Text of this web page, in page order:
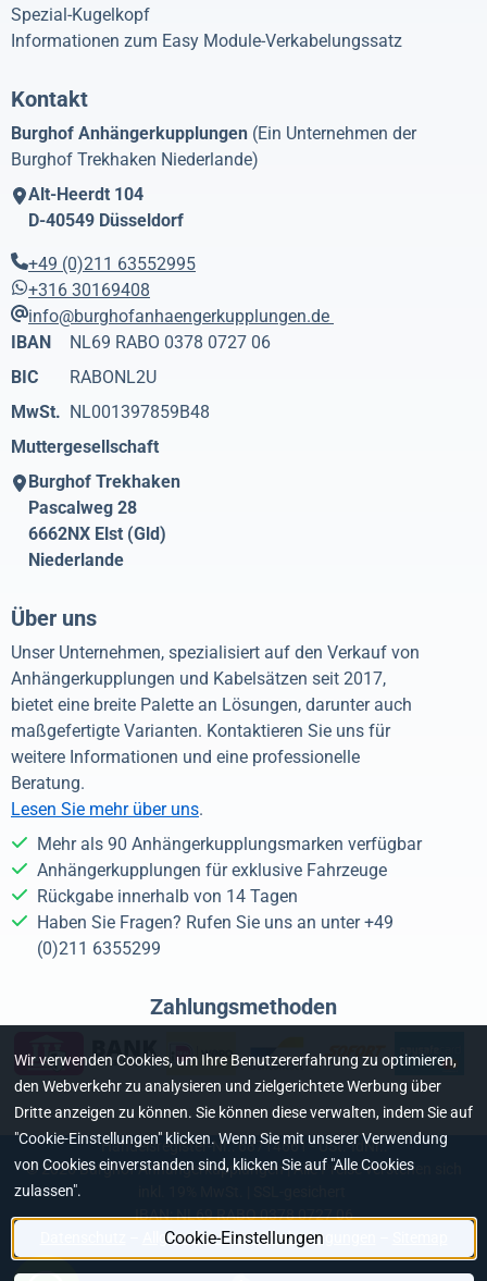
Spezial-Kugelkopf
Informationen zum Easy Module-Verkabelungssatz
Kontakt
Burghof Anhängerkupplungen (Ein Unternehmen der
Burghof Trekhaken Niederlande)
Alt-Heerdt 104
D-40549 Düsseldorf
+49 (0)211 63552995
+316 30169408
info@burghofanhaengerkupplungen.de
IBAN
NL69 RABO 0378 0727 06
BIC
RABONL2U
MwSt. NL001397859B48
Muttergesellschaft
Burghof Trekhaken
Pascalweg 28
6662NX Elst (Gld)
Niederlande
Über uns
Unser Unternehmen, spezialisiert auf den Verkauf von
Anhängerkupplungen und Kabelsätzen seit 2017,
bietet eine breite Palette an Lösungen, darunter auch
maßgefertigte Varianten. Kontaktieren Sie uns für
weitere Informationen und eine professionelle
Beratung.
Lesen Sie mehr über uns.
Mehr als 90 Anhängerkupplungsmarken verfügbar
Anhängerkupplungen für exklusive Fahrzeuge
Rückgabe innerhalb von 14 Tagen
Haben Sie Fragen? Rufen Sie uns an unter +49
(0)211 6355299
Zahlungsmethoden
Handelsregister-Nr.: 68714661 - USt.-IdNr.:
© 2026Burghof Anhängerkupplungen | Alle Preise verstehen sich
IBAN: NL69 RABO 0378 0727 06
Allgemeine Geschäftsbedingungen
Wir verwenden Cookies, um Ihre Benutzererfahrung zu optimieren,
den Webverkehr zu analysieren und zielgerichtete Werbung über
Dritte anzeigen zu können. Sie können diese verwalten, indem Sie auf
"Cookie-Einstellungen" klicken. Wenn Sie mit unserer Verwendung
von Cookies einverstanden sind, klicken Sie auf "Alle Cookies
zulassen".
Cookie-Einstellungen